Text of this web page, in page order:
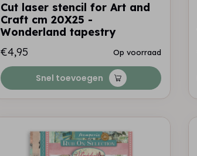
Cut laser stencil for Art and
Craft cm 20X25 -
Wonderland tapestry
€4,95
Op voorraad
Snel toevoegen